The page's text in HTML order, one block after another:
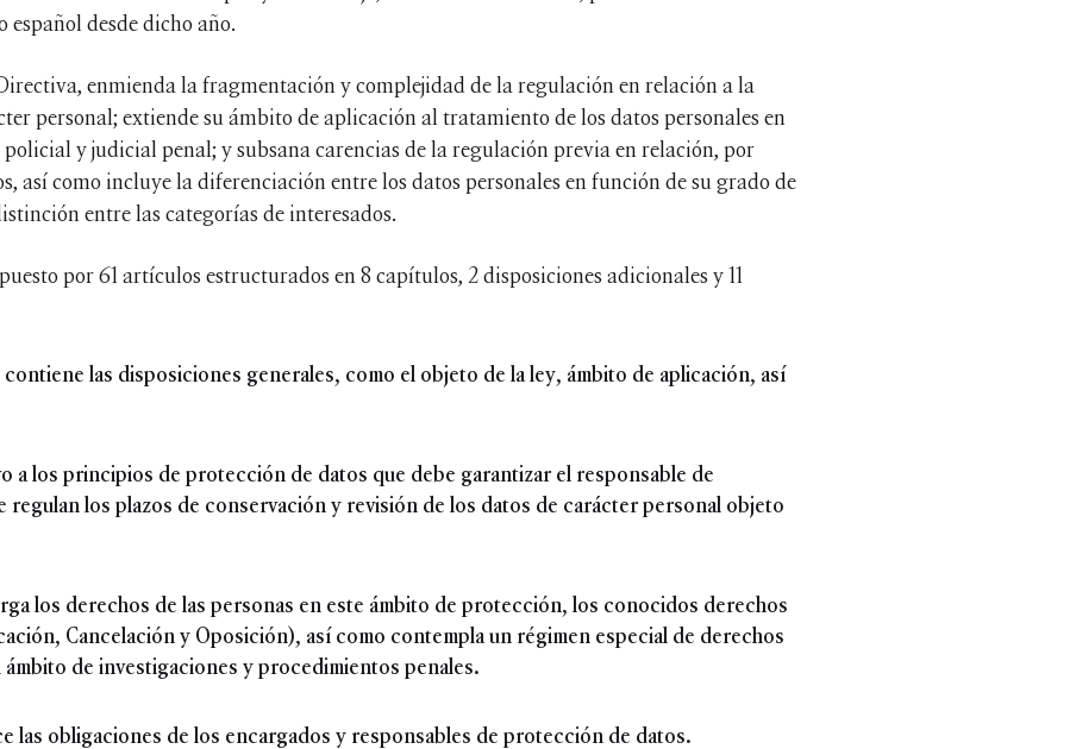
desde dicho año.
enmienda la fragmentación y complejidad de la regulación en relación a la
personal; extiende su ámbito de aplicación al tratamiento de los datos personales en
policial y judicial penal; y subsana carencias de la regulación previa en relación, por
así como incluye la diferenciación entre los datos personales en función de su grado de
entre las categorías de interesados.
por 61 artículos estructurados en 8 capítulos, 2 disposiciones adicionales y 11
las disposiciones generales, como el objeto de la ley, ámbito de aplicación, así
a los principios de protección de datos que debe garantizar el responsable de
regulan los plazos de conservación y revisión de los datos de carácter personal objeto
los derechos de las personas en este ámbito de protección, los conocidos derechos
Cancelación y Oposición), así como contempla un régimen especial de derechos
de investigaciones y procedimientos penales.
las obligaciones de los encargados y responsables de protección de datos.